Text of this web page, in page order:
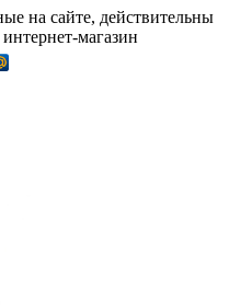
на сайте, действительны
интернет-магазин